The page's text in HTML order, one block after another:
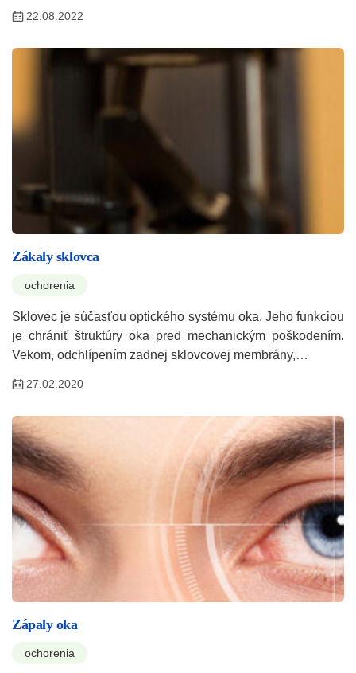
22.08.2022
Zákaly sklovca
ochorenia
Sklovec je súčasťou optického systému oka. Jeho funkciou
je chrániť štruktúry oka pred mechanickým poškodením.
Vekom, odchlípením zadnej sklovcovej membrány,…
27.02.2020
Zápaly oka
ochorenia